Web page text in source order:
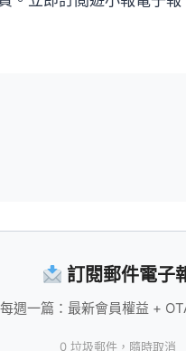
訂閱郵件電子
每週一篇：最新會員權益 +
0 垃圾郵件，隨時取消